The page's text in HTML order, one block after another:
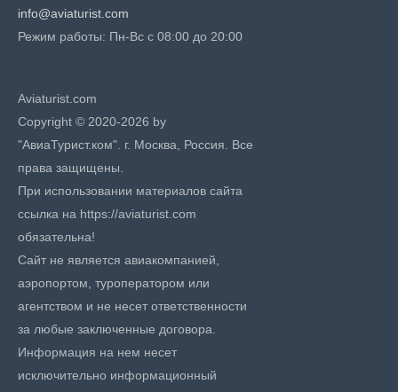
info@aviaturist.com
Режим работы: Пн-Вс с 08:00 до 20:00
Aviaturist.com
Copyright © 2020-2026 by
"АвиаТурист.ком". г. Москва, Россия. Все
права защищены.
При использовании материалов сайта
ссылка на https://aviaturist.com
обязательна!
Сайт не является авиакомпанией,
аэропортом, туроператором или
агентством и не несет ответственности
за любые заключенные договора.
Информация на нем несет
исключительно информационный